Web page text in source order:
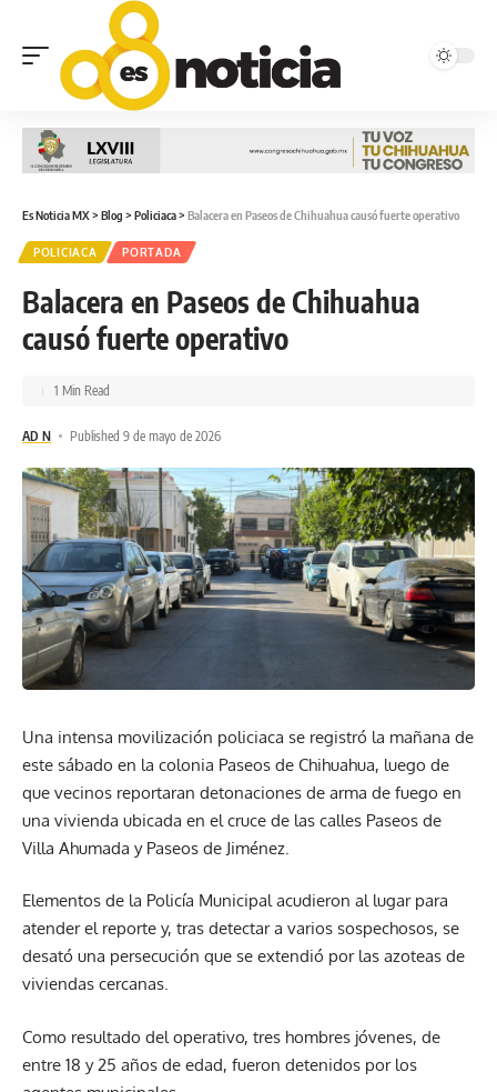
Es Noticia MX> Blog > Policiaca> Balacera en Paseos de Chihuahua causó fuerte operativo
POLICIACA PORTADA
Balacera en Paseos de Chihuahua
causó fuerte operativo
AD N Published 9 de mayo de 2026
1 Min Read
Una intensa movilización policiaca se registró la mañana de
este sábado en la colonia Paseos de Chihuahua, luego de
que vecinos reportaran detonaciones de arma de fuego en
una vivienda ubicada en el cruce de las calles Paseos de
Villa Ahumada y Paseos de Jiménez.
Elementos de la Policía Municipal acudieron al lugar para
atender el reporte y, tras detectar a varios sospechosos, se
desató una persecución que se extendió por las azoteas de
viviendas cercanas.
Como resultado del operativo, tres hombres jóvenes, de
entre 18 y 25 años de edad, fueron detenidos por los